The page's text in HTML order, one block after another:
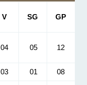
V SG GP
04 05 12
03 01 08